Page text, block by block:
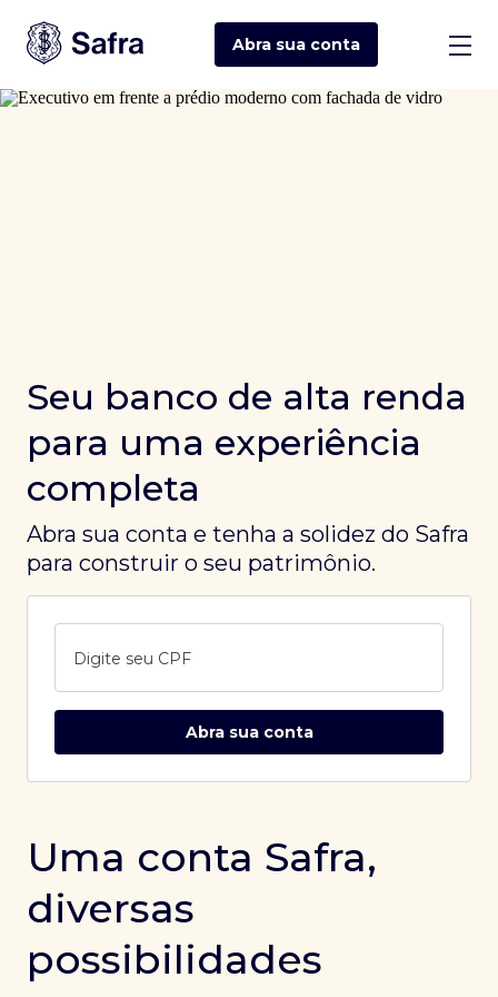
Abra sua conta
Seu banco de alta renda
para uma experiência
completa
Abra sua conta e tenha a solidez do Safra
para construir o seu patrimônio.
Digite seu CPF
Abra sua conta
Uma conta Safra,
diversas
possibilidades